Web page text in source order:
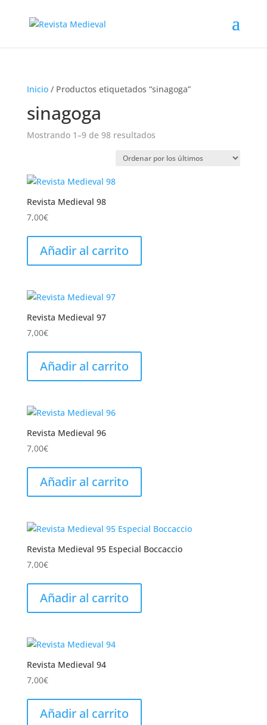
Inicio/ Productos etiquetados “sinagoga”
sinagoga
Mostrando 1–9 de 98 resultadosOrdenado
los
Revista Medieval 98
7,00€
Añadir al carrito
Revista Medieval 97
7,00€
Añadir al carrito
Revista Medieval 96
7,00€
Añadir al carrito
Revista Medieval 95 Especial Boccaccio
7,00€
Añadir al carrito
Revista Medieval 94
7,00€
Añadir al carrito